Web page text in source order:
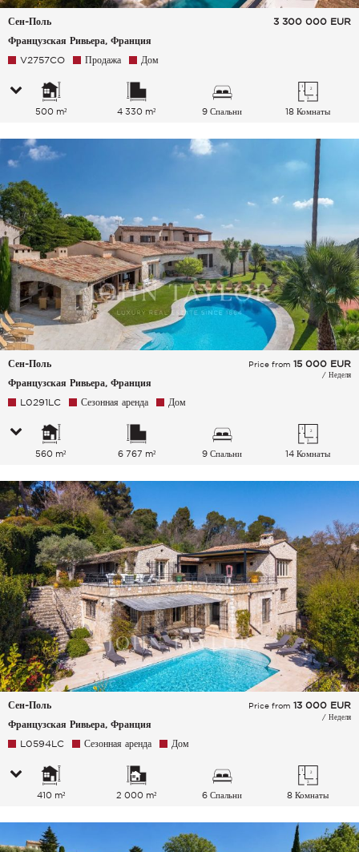
Сен-Поль
Французская Ривьера, Франция
3 300 000 EUR
V2757CO Продажа Дом
500 m² 4 330 m² 9 Спальни 18 Комнаты
Сен-Поль
Французская Ривьера, Франция
Price from 15 000 EUR
/ Неделя
L0291LC Сезонная аренда Дом
560 m² 6 767 m² 9 Спальни 14 Комнаты
Сен-Поль
Французская Ривьера, Франция
Price from 13 000 EUR
/ Неделя
L0594LC Сезонная аренда Дом
410 m² 2 000 m² 6 Спальни 8 Комнаты